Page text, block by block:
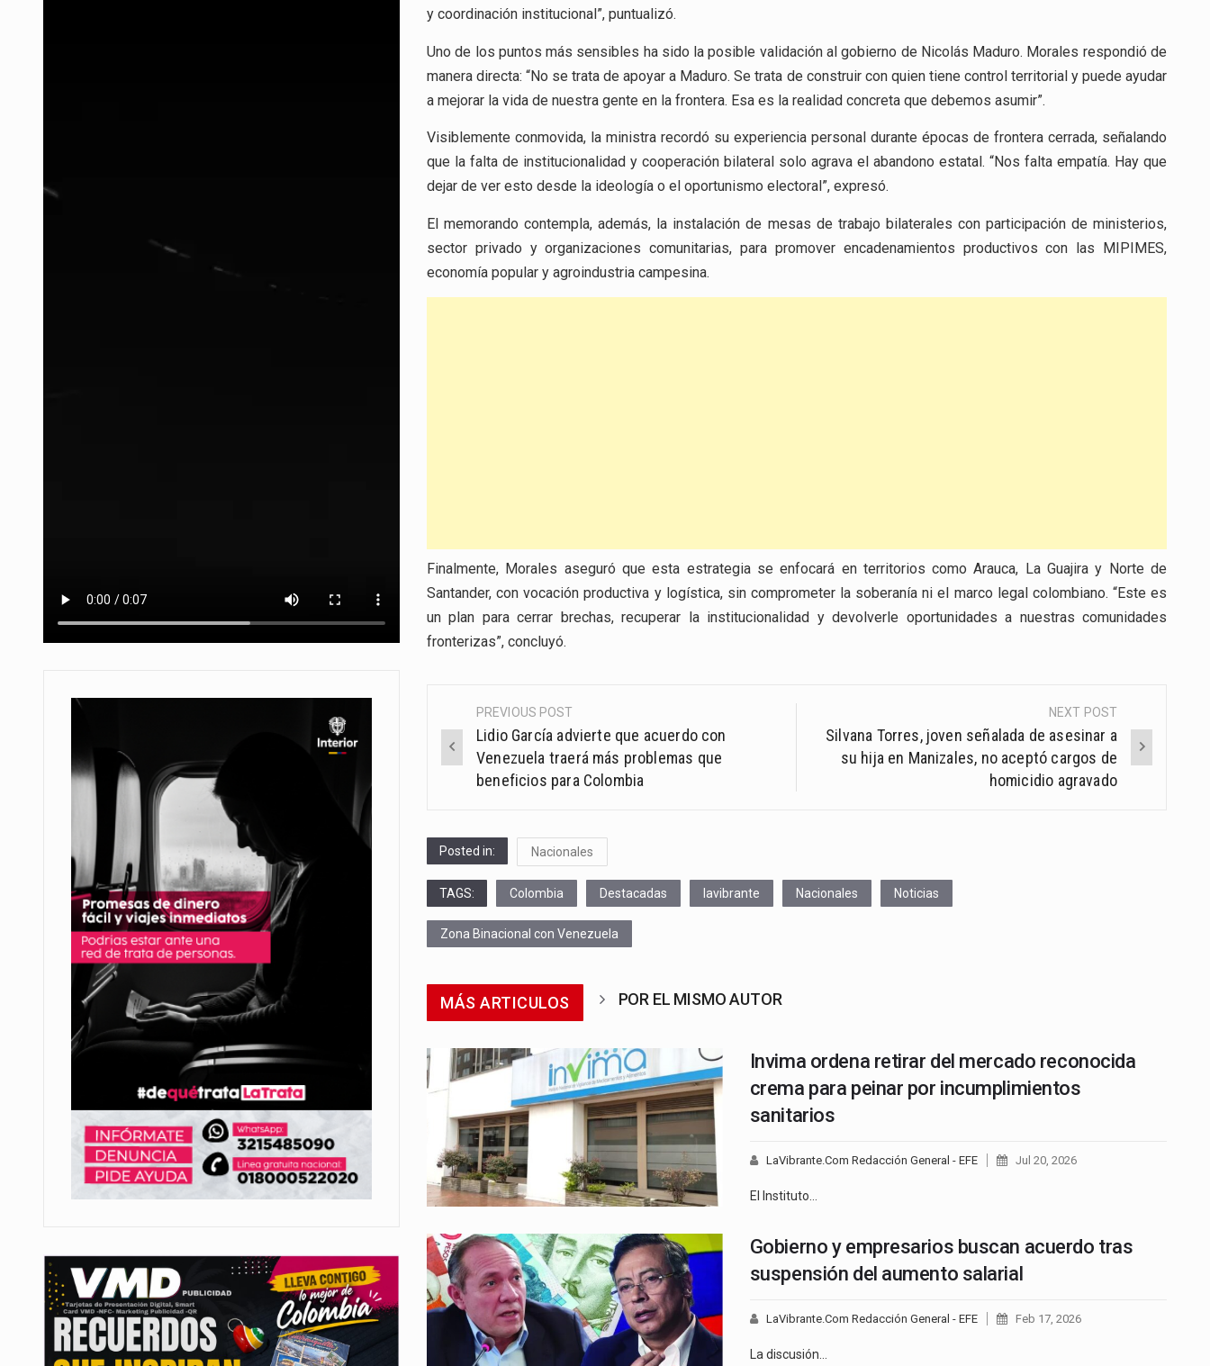
y coordinación institucional”, puntualizó.
Uno de los puntos más sensibles ha sido la posible validación al gobierno de Nicolás Maduro. Morales respondió de
manera directa: “No se trata de apoyar a Maduro. Se trata de construir con quien tiene control territorial y puede ayudar
a mejorar la vida de nuestra gente en la frontera. Esa es la realidad concreta que debemos asumir”.
Visiblemente conmovida, la ministra recordó su experiencia personal durante épocas de frontera cerrada, señalando
que la falta de institucionalidad y cooperación bilateral solo agrava el abandono estatal. “Nos falta empatía. Hay que
dejar de ver esto desde la ideología o el oportunismo electoral”, expresó.
El memorando contempla, además, la instalación de mesas de trabajo bilaterales con participación de ministerios,
sector privado y organizaciones comunitarias, para promover encadenamientos productivos con las MIPIMES,
economía popular y agroindustria campesina.
Finalmente, Morales aseguró que esta estrategia se enfocará en territorios como Arauca, La Guajira y Norte de
Santander, con vocación productiva y logística, sin comprometer la soberanía ni el marco legal colombiano. “Este es
un plan para cerrar brechas, recuperar la institucionalidad y devolverle oportunidades a nuestras comunidades
fronterizas”, concluyó.
Post
navigation
PREVIOUS POST
Lidio García advierte que acuerdo con
Venezuela traerá más problemas que
beneficios para Colombia
NEXT POST
Silvana Torres, joven señalada de asesinar a
su hija en Manizales, no aceptó cargos de
homicidio agravado
Posted in: Nacionales
TAGS: Colombia Destacadas lavibrante Nacionales Noticias
Zona Binacional con Venezuela
MÁS ARTICULOS POR EL MISMO AUTOR
Invima ordena retirar del mercado reconocida
crema para peinar por incumplimientos
sanitarios
LaVibrante.Com Redacción General - EFE Jul 20, 2026
El Instituto…
Gobierno y empresarios buscan acuerdo tras
suspensión del aumento salarial
LaVibrante.Com Redacción General - EFE Feb 17, 2026
La discusión…